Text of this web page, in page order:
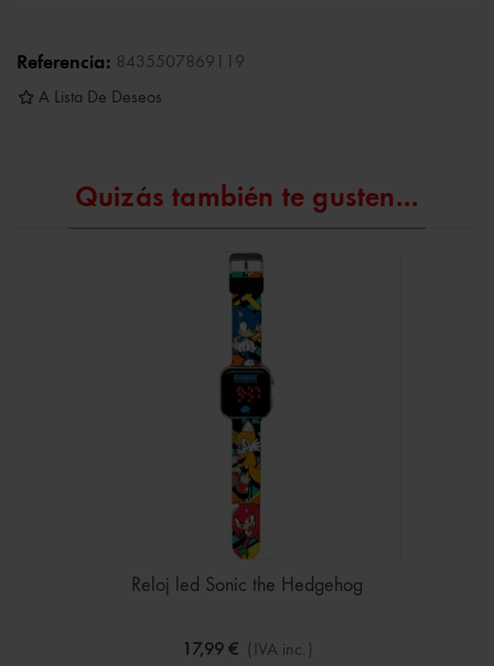
Referencia: 8435507869119
A Lista De Deseos
Quizás también te gusten...
Reloj led Sonic the Hedgehog
17,99 € (IVA inc.)